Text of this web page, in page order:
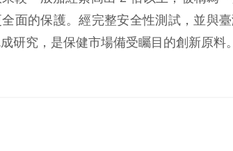
面的保護。經完整安全性測試，並與
研究，是保健市場備受矚目的創新原料。